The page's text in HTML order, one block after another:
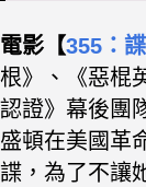
電影【355：
根》、《惡棍
認證》幕後團
盛頓在美國革
諜，為了不讓